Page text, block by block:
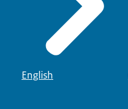
English